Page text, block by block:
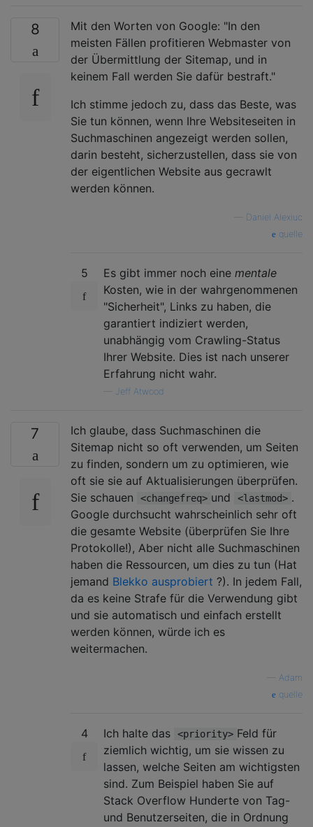
8
Mit den Worten von Google: "In den
meisten Fällen profitieren Webmaster von
der Übermittlung der Sitemap, und in
keinem Fall werden Sie dafür bestraft."
Ich stimme jedoch zu, dass das Beste, was
Sie tun können, wenn Ihre Websiteseiten in
Suchmaschinen angezeigt werden sollen,
darin besteht, sicherzustellen, dass sie von
der eigentlichen Website aus gecrawlt
werden können.
Daniel Alexiuc
quelle
5 Es gibt immer noch eine mentale
Kosten, wie in der wahrgenommenen
"Sicherheit", Links zu haben, die
garantiert indiziert werden,
unabhängig vom Crawling-Status
Ihrer Website. Dies ist nach unserer
Erfahrung nicht wahr.
Jeff Atwood
7
Ich glaube, dass Suchmaschinen die
Sitemap nicht so oft verwenden, um Seiten
zu finden, sondern um zu optimieren, wie
oft sie sie auf Aktualisierungen überprüfen.
Sie schauen
<changefreq> und <lastmod> .
Google durchsucht wahrscheinlich sehr oft
die gesamte Website (überprüfen Sie Ihre
Protokolle!), Aber nicht alle Suchmaschinen
haben die Ressourcen, um dies zu tun (Hat
jemand Blekko ausprobiert ?). In jedem Fall,
da es keine Strafe für die Verwendung gibt
und sie automatisch und einfach erstellt
werden können, würde ich es
weitermachen.
Adam
quelle
4 Ich halte das <priority> Feld für
ziemlich wichtig, um sie wissen zu
lassen, welche Seiten am wichtigsten
sind. Zum Beispiel haben Sie auf
Stack Overflow Hunderte von Tag-
und Benutzerseiten, die in Ordnung